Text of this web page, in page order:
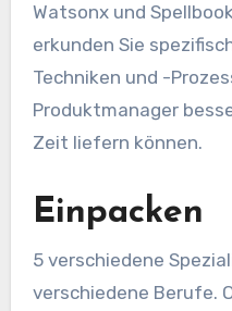
Watsonx und
erkunden Sie
Techniken und -
Produktmanager
Zeit liefern können.
Einpacken
5 verschiedene
verschiedene Berufe.